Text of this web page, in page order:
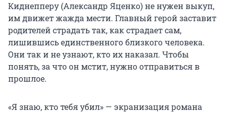
Киднепперу (Александр Яценко) не нужен выкуп,
им движет жажда мести. Главный герой заставит
родителей страдать так, как страдает сам,
лишившись единственного близкого человека.
Они так и не узнают, кто их наказал. Чтобы
понять, за что он мстит, нужно отправиться в
прошлое.
«Я знаю, кто тебя убил» — экранизация романа